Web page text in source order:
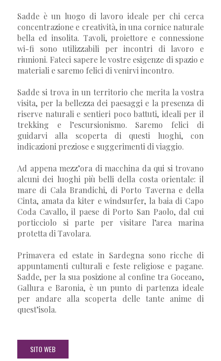
Sadde è un luogo di lavoro ideale per chi cerca
concentrazione e creatività, in una cornice naturale
bella ed insolita. Tavoli, proiettore e connessione
wi-fi sono utilizzabili per incontri di lavoro e
riunioni. Fateci sapere le vostre esigenze di spazio e
materiali e saremo felici di venirvi incontro.
Sadde si trova in un territorio che merita la vostra
visita, per la bellezza dei paesaggi e la presenza di
riserve naturali e sentieri poco battuti, ideali per il
trekking e l’escursionismo. Saremo felici di
guidarvi alla scoperta di questi luoghi, con
indicazioni preziose e suggerimenti di viaggio.
Ad appena mezz’ora di macchina da qui si trovano
alcuni dei luoghi più belli della costa orientale: il
mare di Cala Brandichi, di Porto Taverna e della
Cinta, amata da kiter e windsurfer, la baia di Capo
Coda Cavallo, il paese di Porto San Paolo, dal cui
porticciolo si parte per visitare l’area marina
protetta di Tavolara.
Primavera ed estate in Sardegna sono ricche di
appuntamenti culturali e feste religiose e pagane.
Sadde, per la sua posizione al confine tra Goceano,
Gallura e Baronia, è un punto di partenza ideale
per andare alla scoperta delle tante anime di
quest’isola.
SITO WEB